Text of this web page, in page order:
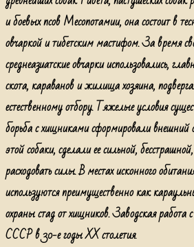
и боевых псов Месопотамии, она состоит в
овчаркой и тибетским мастифом. За время
среднеазиатские овчарки использовались,
скота, караванов и жилища хозяина,
естественному отбору. Тяжелые условия
борьба с хищниками сформировали внешний
этой собаки, сделали ее сильной,
расходовать силы. В местах исконного
используются преимущественно как
охраны стад от хищников. Заводская работа
СССР в 30-е годы XX столетия.